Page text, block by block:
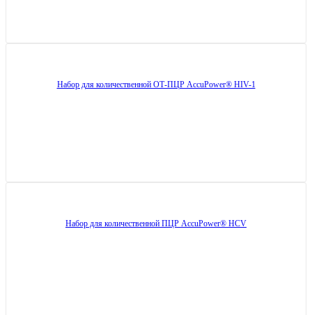
Набор для количественной ОТ-ПЦР AccuPower® HIV-1
Набор для количественной ПЦР AccuPower® HCV